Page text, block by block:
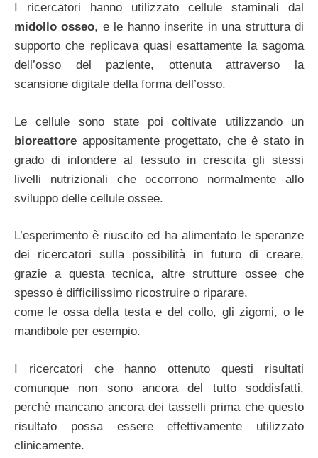
I ricercatori hanno utilizzato cellule staminali dal
midollo osseo, e le hanno inserite in una struttura di
supporto che replicava quasi esattamente la sagoma
dell’osso del paziente, ottenuta attraverso la
scansione digitale della forma dell’osso.
Le cellule sono state poi coltivate utilizzando un
bioreattore appositamente progettato, che è stato in
grado di infondere al tessuto in crescita gli stessi
livelli nutrizionali che occorrono normalmente allo
sviluppo delle cellule ossee.
L’esperimento è riuscito ed ha alimentato le speranze
dei ricercatori sulla possibilità in futuro di creare,
grazie a questa tecnica, altre strutture ossee che
spesso è difficilissimo ricostruire o riparare,
come le ossa della testa e del collo, gli zigomi, o le
mandibole per esempio.
I ricercatori che hanno ottenuto questi risultati
comunque non sono ancora del tutto soddisfatti,
perchè mancano ancora dei tasselli prima che questo
risultato possa essere effettivamente utilizzato
clinicamente.